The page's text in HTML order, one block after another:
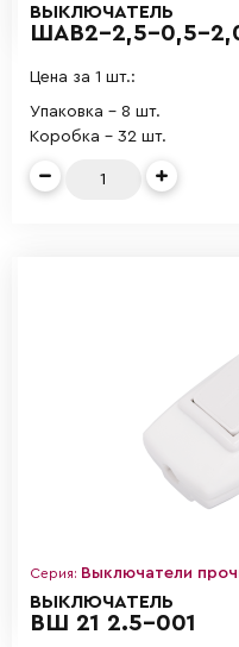
ВЫКЛЮЧАТЕЛЬ
ШАВ2-2,5-0,5-
Цена за 1 шт.:
Упаковка - 8 шт.
Коробка - 32 шт.
Серия: Выключатели
ВЫКЛЮЧАТЕЛЬ
ВШ 21 2.5-001